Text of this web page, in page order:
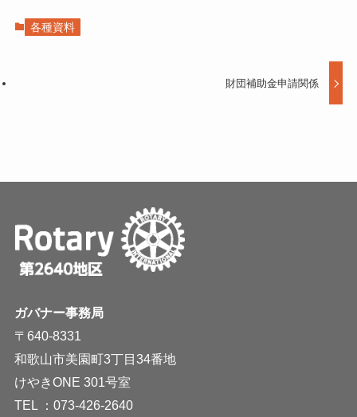
各種資料
財団補助金申請関係
ガバナー事務局
〒640-8331
和歌山市美園町3丁目34番地
けやきONE 301号室
TEL ：073-426-2640